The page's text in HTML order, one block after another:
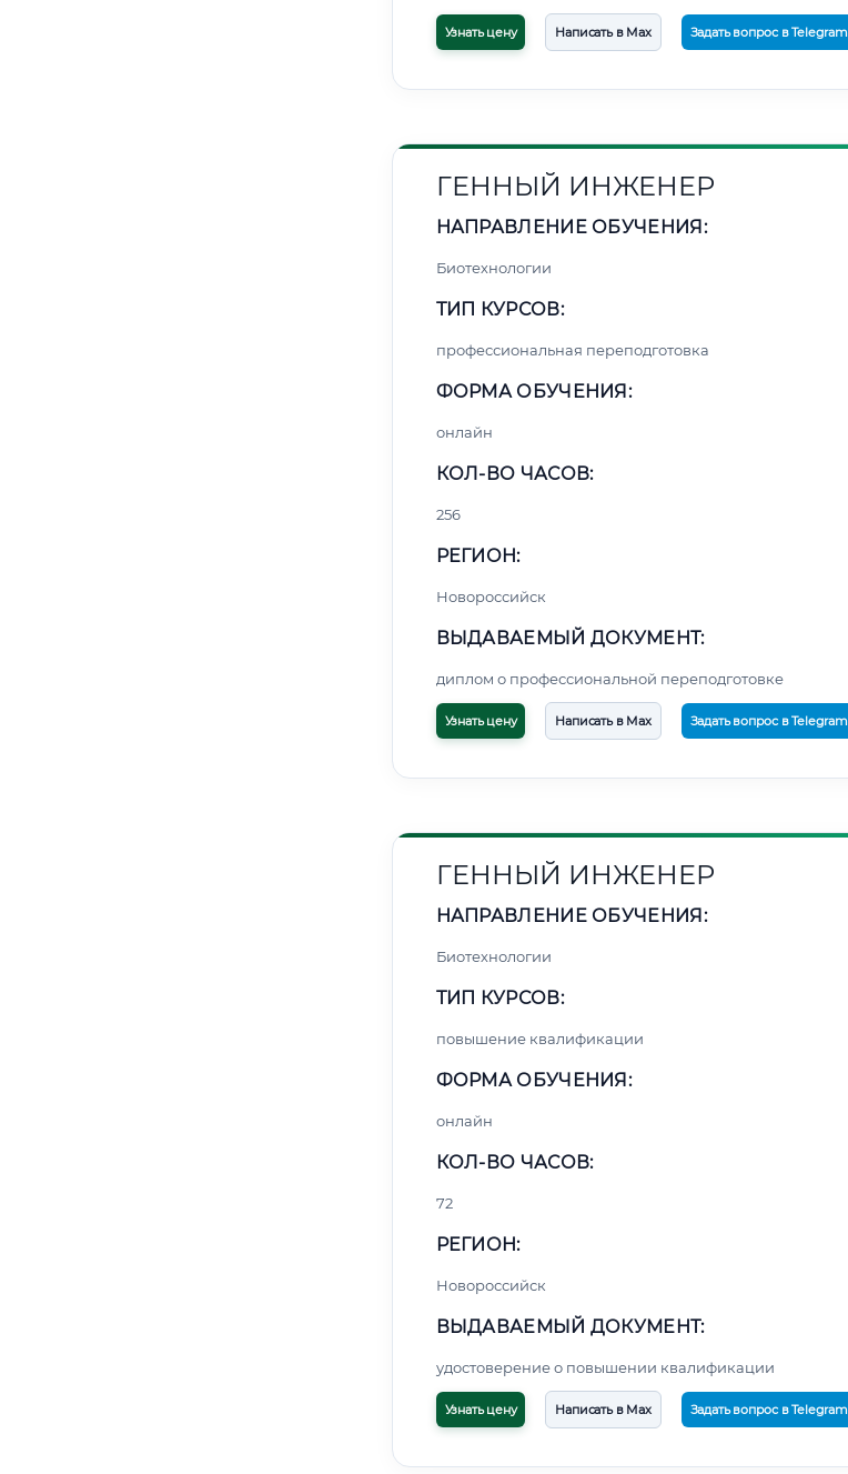
Узнать цену Написать в Max Задать вопрос в Telegram
ГЕННЫЙ ИНЖЕНЕР
НАПРАВЛЕНИЕ ОБУЧЕНИЯ:
Биотехнологии
ТИП КУРСОВ:
профессиональная переподготовка
ФОРМА ОБУЧЕНИЯ:
онлайн
КОЛ-ВО ЧАСОВ:
256
РЕГИОН:
Новороссийск
ВЫДАВАЕМЫЙ ДОКУМЕНТ:
диплом о профессиональной переподготовке
Узнать цену Написать в Max Задать вопрос в Telegram
ГЕННЫЙ ИНЖЕНЕР
НАПРАВЛЕНИЕ ОБУЧЕНИЯ:
Биотехнологии
ТИП КУРСОВ:
повышение квалификации
ФОРМА ОБУЧЕНИЯ:
онлайн
КОЛ-ВО ЧАСОВ:
72
РЕГИОН:
Новороссийск
ВЫДАВАЕМЫЙ ДОКУМЕНТ:
удостоверение о повышении квалификации
Узнать цену Написать в Max Задать вопрос в Telegram